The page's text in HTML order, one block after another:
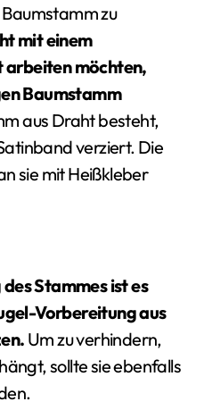
zu
mit einem
arbeiten möchten,
Baumstamm
aus Draht besteht,
verziert. Die
sie mit Heißkleber
Stammes ist es
Vorbereitung aus
Um zu verhindern,
sollte sie ebenfalls